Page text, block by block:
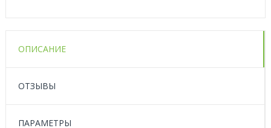
ОПИСАНИЕ
ОТЗЫВЫ
ПАРАМЕТРЫ